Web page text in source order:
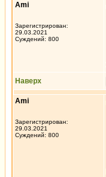
Ami
Зарегистрирован:
29.03.2021
Суждений: 800
Наверх
Ami
Зарегистрирован:
29.03.2021
Суждений: 800